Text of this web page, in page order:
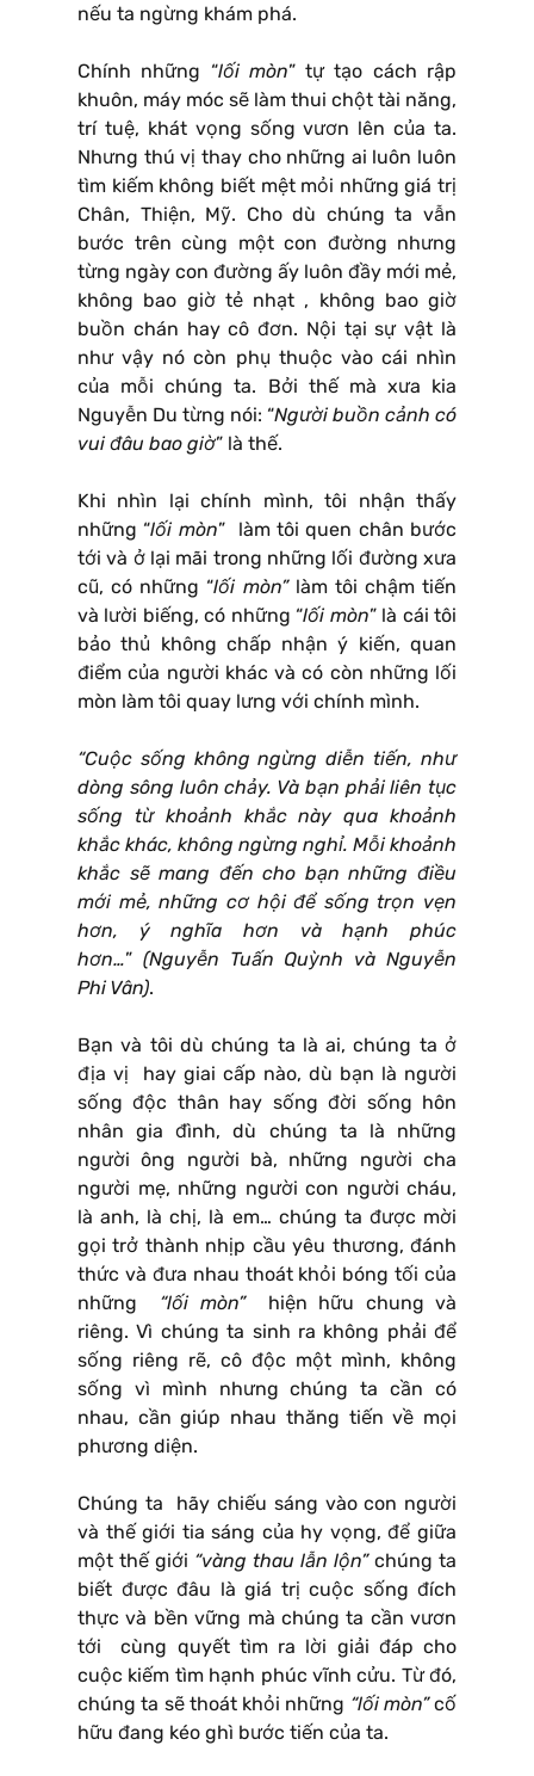
nếu ta ngừng khám phá.
Chính những “lối mòn” tự tạo cách rập
khuôn, máy móc sẽ làm thui chột tài năng,
trí tuệ, khát vọng sống vươn lên của ta.
Nhưng thú vị thay cho những ai luôn luôn
tìm kiếm không biết mệt mỏi những giá trị
Chân, Thiện, Mỹ. Cho dù chúng ta vẫn
bước trên cùng một con đường nhưng
từng ngày con đường ấy luôn đầy mới mẻ,
không bao giờ tẻ nhạt , không bao giờ
buồn chán hay cô đơn. Nội tại sự vật là
như vậy nó còn phụ thuộc vào cái nhìn
của mỗi chúng ta. Bởi thế mà xưa kia
Nguyễn Du từng nói: “Người buồn cảnh có
vui đâu bao giờ” là thế.
Khi nhìn lại chính mình, tôi nhận thấy
những “lối mòn” làm tôi quen chân bước
tới và ở lại mãi trong những lối đường xưa
cũ, có những “lối mòn”làm tôi chậm tiến
và lười biếng, có những “lối mòn” là cái tôi
bảo thủ không chấp nhận ý kiến, quan
điểm của người khác và có còn những lối
mòn làm tôi quay lưng với chính mình.
“Cuộc sống không ngừng diễn tiến, như
dòng sông luôn chảy. Và bạn phải liên tục
sống từ khoảnh khắc này qua khoảnh
khắc khác, không ngừng nghỉ. Mỗi khoảnh
khắc sẽ mang đến cho bạn những điều
mới mẻ, những cơ hội để sống trọn vẹn
hơn, ý nghĩa hơn và hạnh phúc
hơn…” (Nguyễn Tuấn Quỳnh và Nguyễn
Phi Vân).
Bạn và tôi dù chúng ta là ai, chúng ta ở
địa vị hay giai cấp nào, dù bạn là người
sống độc thân hay sống đời sống hôn
nhân gia đình, dù chúng ta là những
người ông người bà, những người cha
người mẹ, những người con người cháu,
là anh, là chị, là em… chúng ta được mời
gọi trở thành nhịp cầu yêu thương, đánh
thức và đưa nhau thoát khỏi bóng tối của
những “lối mòn”hiện hữu chung và
riêng. Vì chúng ta sinh ra không phải để
sống riêng rẽ, cô độc một mình, không
sống vì mình nhưng chúng ta cần có
nhau, cần giúp nhau thăng tiến về mọi
phương diện.
Chúng ta hãy chiếu sáng vào con người
và thế giới tia sáng của hy vọng, để giữa
một thế giới “vàng thau lẫn lộn”chúng ta
biết được đâu là giá trị cuộc sống đích
thực và bền vững mà chúng ta cần vươn
tới cùng quyết tìm ra lời giải đáp cho
cuộc kiếm tìm hạnh phúc vĩnh cửu. Từ đó,
chúng ta sẽ thoát khỏi những “lối mòn”cố
hữu đang kéo ghì bước tiến của ta.